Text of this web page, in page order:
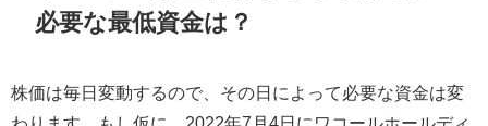
必要な最低資金は？
株価は毎日変動するので、その日によって必要な資金は変
わります。もし仮に、 2022年7月4日にワコールホールディ